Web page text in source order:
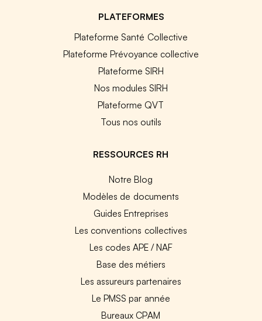
PLATEFORMES
Plateforme Santé Collective
Plateforme Prévoyance collective
Plateforme SIRH
Nos modules SIRH
Plateforme QVT
Tous nos outils
RESSOURCES RH
Notre Blog
Modèles de documents
Guides Entreprises
Les conventions collectives
Les codes APE / NAF
Base des métiers
Les assureurs partenaires
Le PMSS par année
Bureaux CPAM